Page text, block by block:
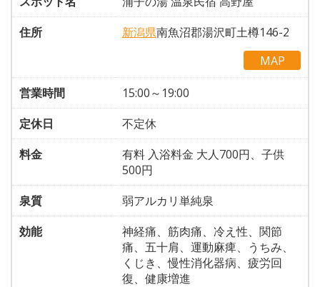
住所
新潟県南魚沼郡湯沢町土樽146-2
MAP
営業時間
15:00～19:00
定休日
不定休
料金
有料 入浴料金 大人700円、子供
500円
泉質
弱アルカリ単純泉
効能
神経痛、筋肉痛、冷え性、関節
痛、五十肩、運動麻痺、うちみ、
くじき、慢性消化器病、疲労回
復、健康増進